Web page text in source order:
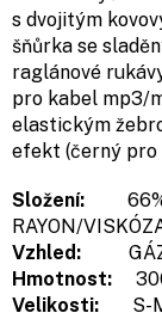
s dvojitým
šňůrka se
raglánové
pro kabel mp3/
elastickým
efekt (černý pro
Složení:
66%
RAYON/
Vzhled:
Hmotnost:
Velikosti:
S-